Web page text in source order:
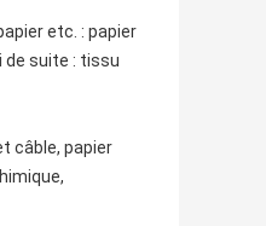
etc. : papier
de suite : tissu
câble, papier